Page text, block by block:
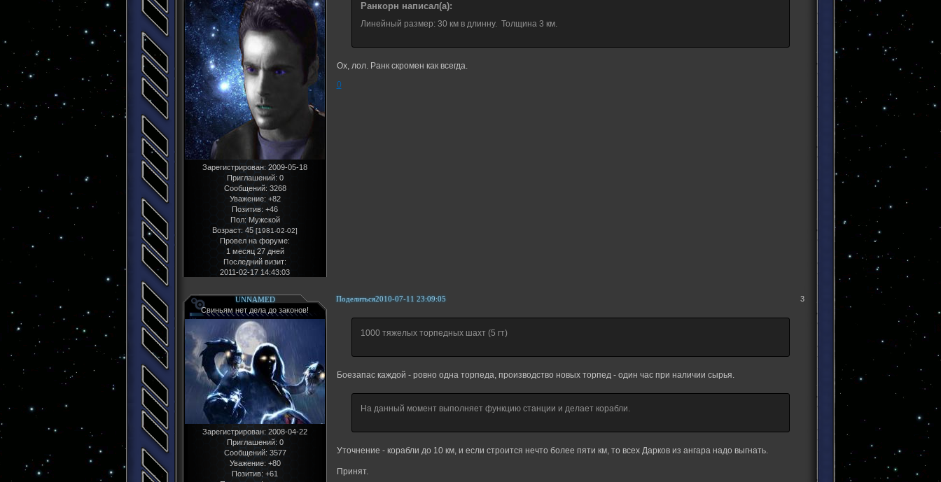
Зарегистрирован: 2009-05-18
Приглашений: 0
Сообщений: 3268
Уважение: +82
Позитив: +46
Пол:Мужской
Возраст: 45 [1981-02-02]
Провел на форуме:
1 месяц 27 дней
Последний визит:
2011-02-17 14:43:03
Ранкорн написал(а):
Линейный размер: 30 км в длинну. Толщина 3 км.
Ох, лол. Ранк скромен как всегда.
0
Поделиться 3
2010-07-11 23:09:05
UNNAMED
Свиньям нет дела до законов!
Зарегистрирован: 2008-04-22
Приглашений: 0
Сообщений: 3577
Уважение: +80
Позитив: +61
1000 тяжелых торпедных шахт (5 гт)
Боезапас каждой - ровно одна торпеда, производство новых торпед - один час при наличии сырья.
На данный момент выполняет функцию станции и делает корабли.
Уточнение - корабли до 10 км, и если строится нечто более пяти км, то всех Дарков из ангара надо выгнать.
Принят.